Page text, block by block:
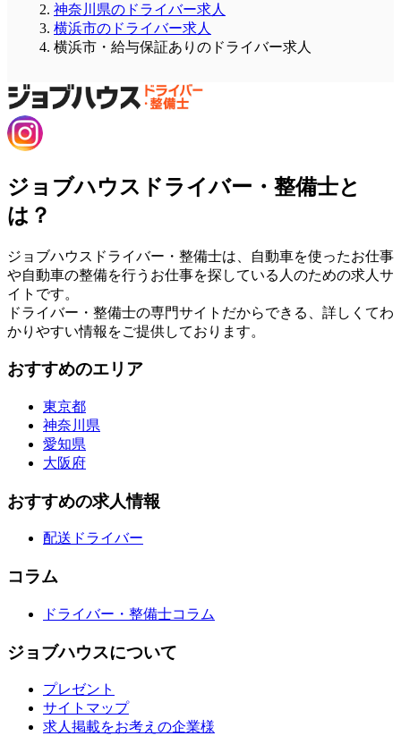
神奈川県のドライバー求人
横浜市のドライバー求人
横浜市・給与保証ありのドライバー求人
ジョブハウスドライバー・整備士と
は？
ジョブハウスドライバー・整備士は、自動車を使ったお仕事
や自動車の整備を行うお仕事を探している人のための求人サ
イトです。
ドライバー・整備士の専門サイトだからできる、詳しくてわ
かりやすい情報をご提供しております。
おすすめのエリア
東京都
神奈川県
愛知県
大阪府
おすすめの求人情報
配送ドライバー
コラム
ドライバー・整備士コラム
ジョブハウスについて
プレゼント
サイトマップ
求人掲載をお考えの企業様